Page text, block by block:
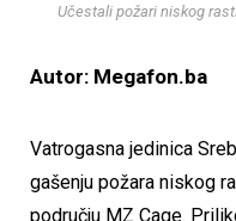
Učestali požari niskog
Autor: Megafon.ba
Vatrogasna jedinica
gašenju požara niskog
području MZ Cage.